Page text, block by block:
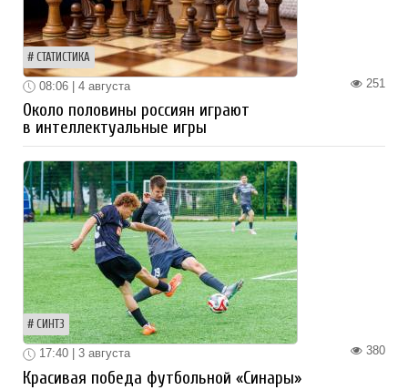
СТАТИСТИКА
251
08:06 | 4 августа
Около половины россиян играют
в интеллектуальные игры
СИНТЗ
380
17:40 | 3 августа
Красивая победа футбольной «Синары»